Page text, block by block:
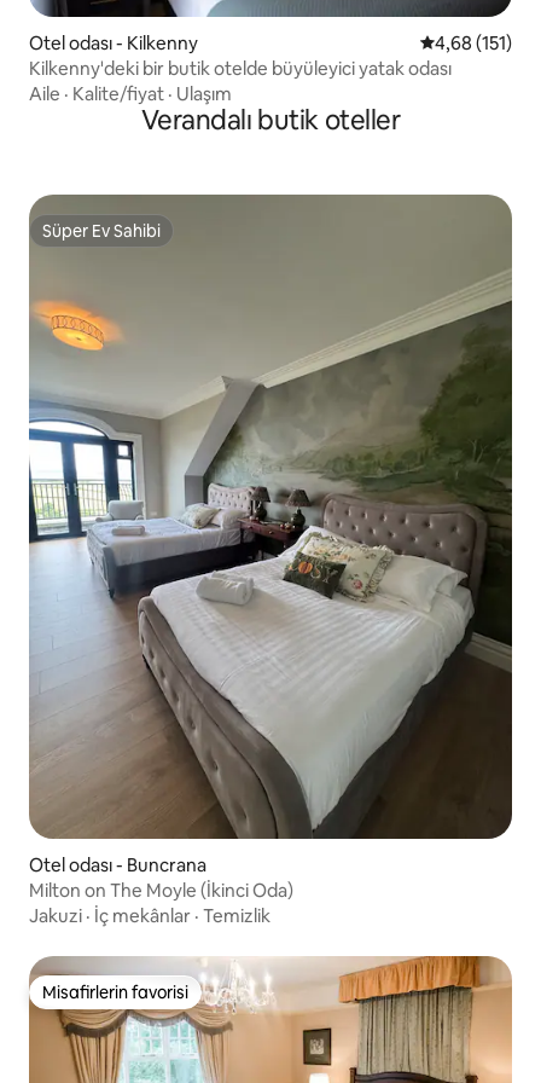
Otel odası - Kilkenny 5 üzerinden
4,68 (151)
Kilkenny'deki bir butik otelde büyüleyici yatak odası
Aile · Kalite/fiyat · Ulaşım
Verandalı butik oteller
Süper Ev Sahibi
Süper Ev Sahibi
Otel odası - Buncrana
Milton on The Moyle (İkinci Oda)
Jakuzi · İç mekânlar · Temizlik
Misafirlerin favorisi
Misafirlerin favorisi